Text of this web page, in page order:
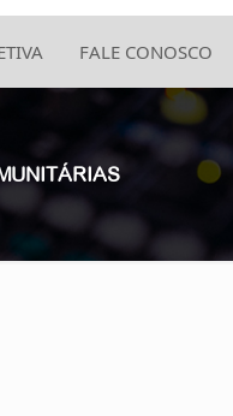
FALE CONOSCO